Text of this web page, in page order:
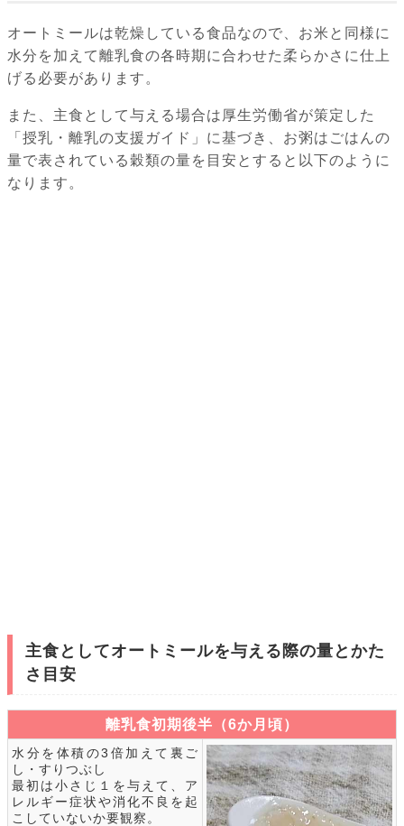
オートミールは乾燥している食品なので、お米と同様に
水分を加えて離乳食の各時期に合わせた柔らかさに仕上
げる必要があります。
また、主食として与える場合は厚生労働省が策定した
「授乳・離乳の支援ガイド」に基づき、お粥はごはんの
量で表されている穀類の量を目安とすると以下のように
なります。
主食としてオートミールを与える際の量とかた
さ目安
離乳食初期後半（6か月頃）
水分を体積の3倍加えて裏ご
し・すりつぶし
最初は小さじ１を与えて、ア
レルギー症状や消化不良を起
こしていないか要観察。